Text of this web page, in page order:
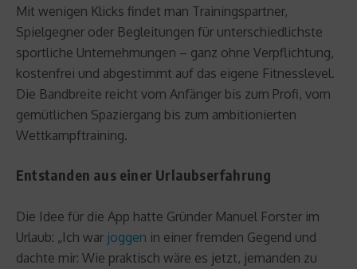
Mit wenigen Klicks findet man Trainingspartner,
Spielgegner oder Begleitungen für unterschiedlichste
sportliche Unternehmungen – ganz ohne Verpflichtung,
kostenfrei und abgestimmt auf das eigene Fitnesslevel.
Die Bandbreite reicht vom Anfänger bis zum Profi, vom
gemütlichen Spaziergang bis zum ambitionierten
Wettkampftraining.
Entstanden aus einer Urlaubserfahrung
Die Idee für die App hatte Gründer Manuel Forster im
Urlaub: „Ich war joggen in einer fremden Gegend und
dachte mir: Wie praktisch wäre es jetzt, jemanden zu